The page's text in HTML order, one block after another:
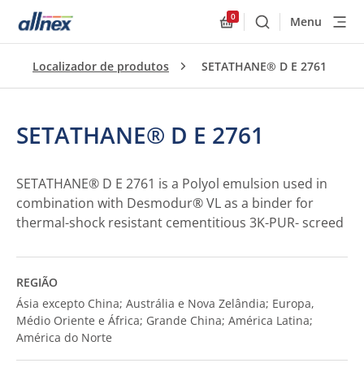
0
BuscarMenu
Localizador de produtos SETATHANE® D E 2761
SETATHANE® D E 2761
SETATHANE® D E 2761 is a Polyol emulsion used in
combination with Desmodur® VL as a binder for
thermal-shock resistant cementitious 3K-PUR- screed
REGIÃO
Ásia excepto China; Austrália e Nova Zelândia; Europa,
Médio Oriente e África; Grande China; América Latina;
América do Norte